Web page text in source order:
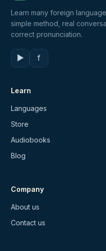
Learn many foreign
simple method, real
correct pronunciation.
▶ f
Learn
Languages
Store
Audiobooks
Blog
Company
About us
Contact us